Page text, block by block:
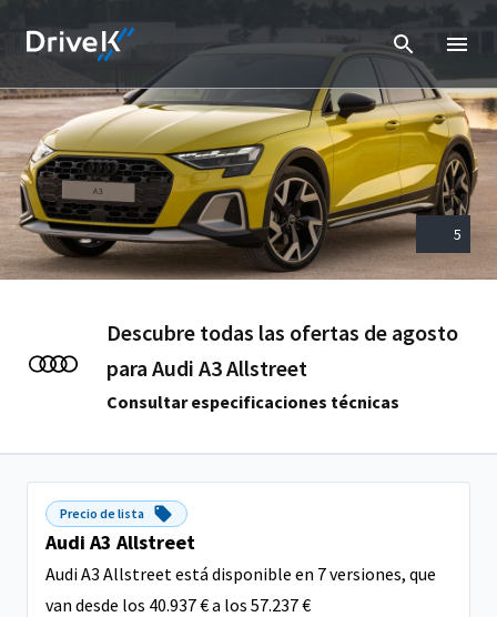
5
Descubre todas las ofertas de agosto
para Audi A3 Allstreet
Consultar especificaciones técnicas
Precio de lista
Audi A3 Allstreet
Audi A3 Allstreet está disponible en 7 versiones, que
van desde los 40.937 € a los 57.237 €